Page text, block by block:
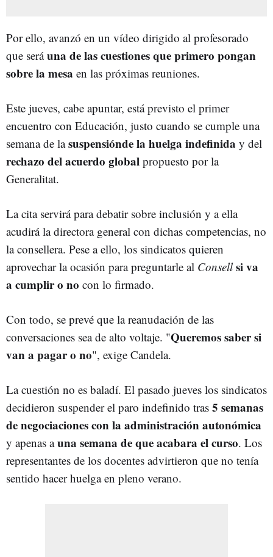
Por ello, avanzó en un vídeo dirigido al profesorado
que seráuna de las cuestiones que primero pongan
sobre la mesa en las próximas reuniones.
Este jueves, cabe apuntar, está previsto el primer
encuentro con Educación, justo cuando se cumple una
semana de lasuspensiónde la huelga indefinida y del
rechazo del acuerdo global propuesto por la
Generalitat.
La cita servirá para debatir sobre inclusión y a ella
acudirá la directora general con dichas competencias, no
la consellera. Pese a ello, los sindicatos quieren
aprovechar la ocasión para preguntarle al Consellsi va
a cumplir o no con lo firmado.
Con todo, se prevé que la reanudación de las
conversaciones sea de alto voltaje. "Queremos saber si
van a pagar o no", exige Candela.
La cuestión no es baladí. El pasado jueves los sindicatos
decidieron suspender el paro indefinido tras 5 semanas
de negociaciones con la administración autonómica
y apenas auna semana de que acabara el curso. Los
representantes de los docentes advirtieron que no tenía
sentido hacer huelga en pleno verano.